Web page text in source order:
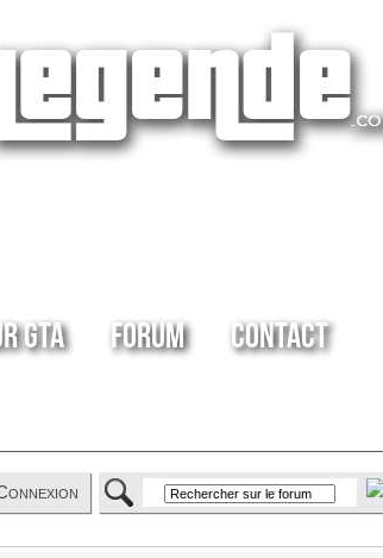
GTA Forum Contact